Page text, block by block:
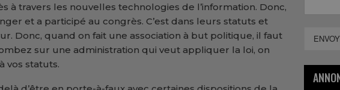
à travers les nouvelles technologies de l’information. Donc,
et a participé au congrès. C’est dans leurs statuts et
Donc, quand on fait une association à but politique, il faut
sur une administration qui veut appliquer la loi, on
vos statuts.